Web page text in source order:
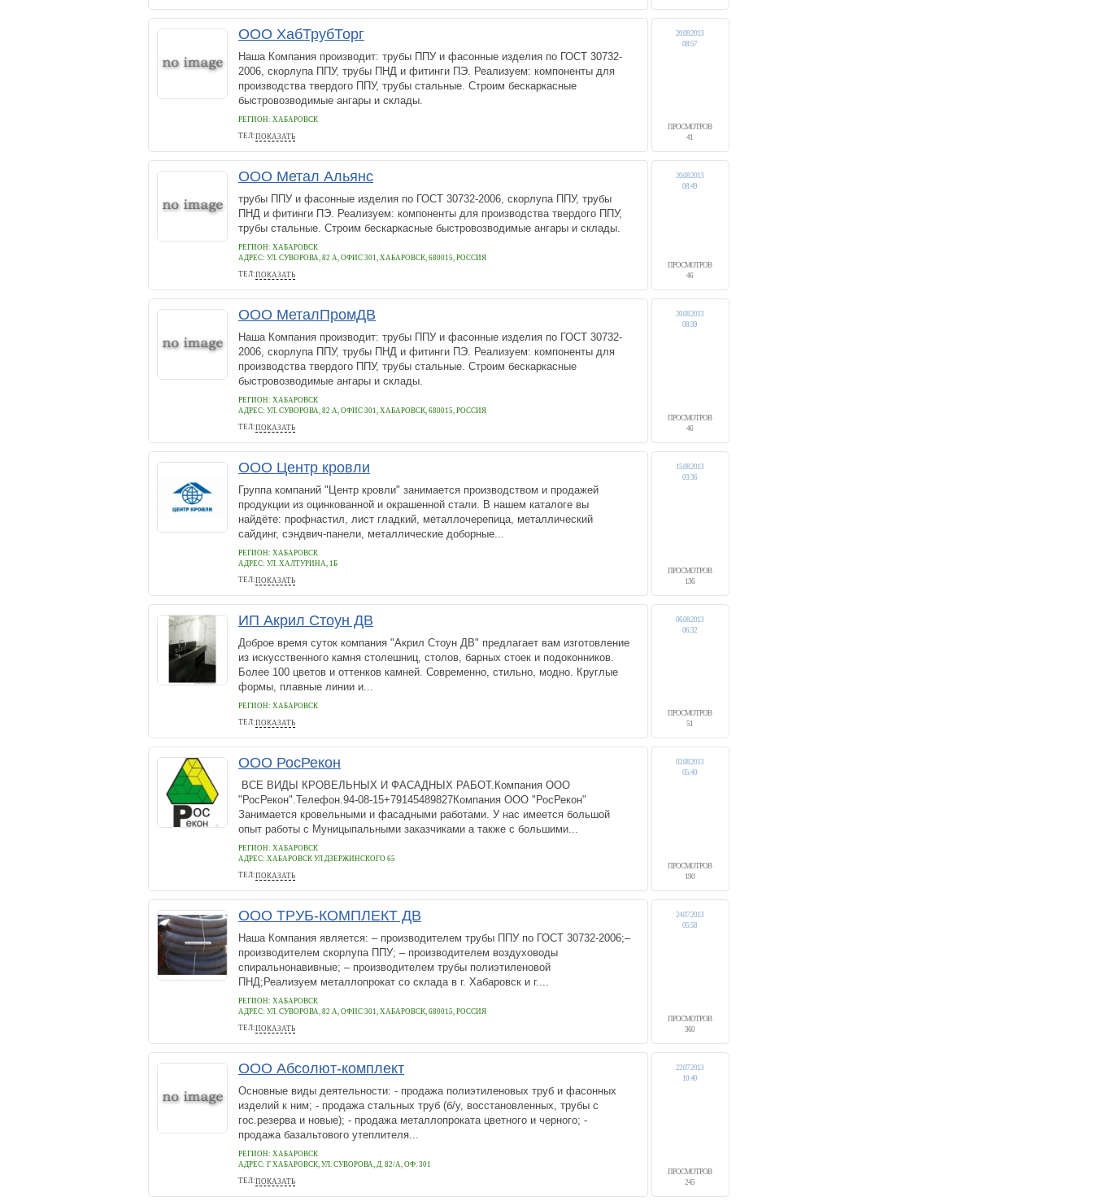
ООО ХабТрубТорг
Наша Компания производит: трубы ППУ и фасонные изделия по ГОСТ 30732-
2006, скорлупа ППУ, трубы ПНД и фитинги ПЭ. Реализуем: компоненты для
производства твердого ППУ, трубы стальные. Строим бескаркасные
быстровозводимые ангары и склады.
РЕГИОН: ХАБАРОВСК
ТЕЛ:ПОКАЗАТЬ
+7 (4212) 45-78-24
ПРОСМОТРОВ
41
20.08.2013
08:57
ООО Метал Альянс
трубы ППУ и фасонные изделия по ГОСТ 30732-2006, скорлупа ППУ, трубы
ПНД и фитинги ПЭ. Реализуем: компоненты для производства твердого ППУ,
трубы стальные. Строим бескаркасные быстровозводимые ангары и склады.
РЕГИОН: ХАБАРОВСК
АДРЕС: УЛ. СУВОРОВА, 82 А, ОФИС 301, ХАБАРОВСК, 680015, РОССИЯ
ТЕЛ:ПОКАЗАТЬ
+7 (4212) 45-78-24
ПРОСМОТРОВ
46
20.08.2013
08:49
ООО МеталПромДВ
Наша Компания производит: трубы ППУ и фасонные изделия по ГОСТ 30732-
2006, скорлупа ППУ, трубы ПНД и фитинги ПЭ. Реализуем: компоненты для
производства твердого ППУ, трубы стальные. Строим бескаркасные
быстровозводимые ангары и склады.
РЕГИОН: ХАБАРОВСК
АДРЕС: УЛ. СУВОРОВА, 82 А, ОФИС 301, ХАБАРОВСК, 680015, РОССИЯ
ТЕЛ:ПОКАЗАТЬ
+7 (4212) 45-78-24
ПРОСМОТРОВ
46
20.08.2013
08:39
ООО Центр кровли
Группа компаний "Центр кровли" занимается производством и продажей
продукции из оцинкованной и окрашенной стали. В нашем каталоге вы
найдёте: профнастил, лист гладкий, металлочерепица, металлический
сайдинг, сэндвич-панели, металлические доборные...
РЕГИОН: ХАБАРОВСК
АДРЕС: УЛ. ХАЛТУРИНА, 1Б
ТЕЛ:ПОКАЗАТЬ
8(4212)544-566
ПРОСМОТРОВ
136
15.08.2013
03:36
ИП Акрил Стоун ДВ
Доброе время суток компания "Акрил Стоун ДВ" предлагает вам изготовление
из искусственного камня столешниц, столов, барных стоек и подоконников.
Более 100 цветов и оттенков камней. Современно, стильно, модно. Круглые
формы, плавные линии и...
РЕГИОН: ХАБАРОВСК
ТЕЛ:ПОКАЗАТЬ
4212-777-970
ПРОСМОТРОВ
51
06.08.2013
06:32
ООО РосРекон
ВСЕ ВИДЫ КРОВЕЛЬНЫХ И ФАСАДНЫХ РАБОТ.Компания ООО
"РосРекон".Телефон.94-08-15+79145489827Компания ООО "РосРекон"
Занимается кровельными и фасадными работами. У нас имеется большой
опыт работы с Муницыпальными заказчиками а также с большими...
РЕГИОН: ХАБАРОВСК
АДРЕС: ХАБАРОВСК УЛ.ДЗЕРЖИНСКОГО 65
ТЕЛ:ПОКАЗАТЬ
89145489827
ПРОСМОТРОВ
190
02.08.2013
05:40
ООО ТРУБ-КОМПЛЕКТ ДВ
Наша Компания является: – производителем трубы ППУ по ГОСТ 30732-2006;–
производителем скорлупа ППУ; – производителем воздуховоды
спиральнонавивные; – производителем трубы полиэтиленовой
ПНД;Реализуем металлопрокат со склада в г. Хабаровск и г....
РЕГИОН: ХАБАРОВСК
АДРЕС: УЛ. СУВОРОВА, 82 А, ОФИС 301, ХАБАРОВСК, 680015, РОССИЯ
ТЕЛ:ПОКАЗАТЬ
8(4212) 507755 8(4212) 238585
ПРОСМОТРОВ
360
24.07.2013
05:58
ООО Абсолют-комплект
Основные виды деятельности: - продажа полиэтиленовых труб и фасонных
изделий к ним; - продажа стальных труб (б/у, восстановленных, трубы с
гос.резерва и новые); - продажа металлопроката цветного и черного; -
продажа базальтового утеплителя...
РЕГИОН: ХАБАРОВСК
АДРЕС: Г ХАБАРОВСК, УЛ. СУВОРОВА, Д. 82/А, ОФ. 301
ТЕЛ:ПОКАЗАТЬ
507777, 238585
ПРОСМОТРОВ
245
22.07.2013
10:40